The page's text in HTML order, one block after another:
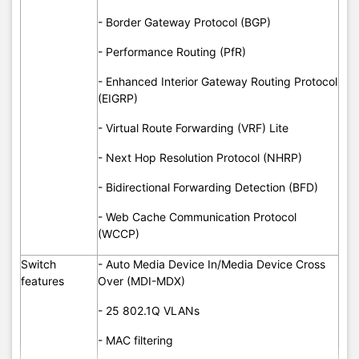
- Border Gateway Protocol (BGP)
- Performance Routing (PfR)
- Enhanced Interior Gateway Routing Protocol
(EIGRP)
- Virtual Route Forwarding (VRF) Lite
- Next Hop Resolution Protocol (NHRP)
- Bidirectional Forwarding Detection (BFD)
- Web Cache Communication Protocol
(WCCP)
Switch
features
- Auto Media Device In/Media Device Cross
Over (MDI-MDX)
- 25 802.1Q VLANs
- MAC filtering
- IPv6 translation: Transport packets between
Translation)
- Internet Control Message Protocol Version 6
(ICMPv6)
- IPv6 DHCP
- OSPFv3
- BGP4+
- IPv6 neighbor discovery
- IPv6 stateless address autoconfiguration
(SLAAC)
- IPv6 multicast routing